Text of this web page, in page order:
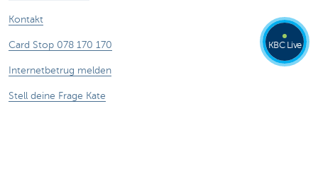
Kontakt
Card Stop 078 170 170
Internetbetrug melden
Stell deine Frage Kate
KBC Live